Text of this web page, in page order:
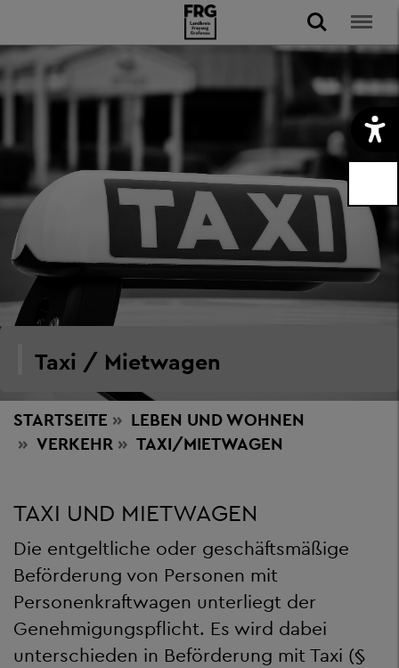
Taxi / Mietwagen
STARTSEITE LEBEN UND WOHNEN
VERKEHR
TAXI/MIETWAGEN
TAXI UND MIETWAGEN
Die entgeltliche oder geschäftsmäßige
Beförderung von Personen mit
Personenkraftwagen unterliegt der
Genehmigungspflicht. Es wird dabei
unterschieden in Beförderung mit Taxi (§